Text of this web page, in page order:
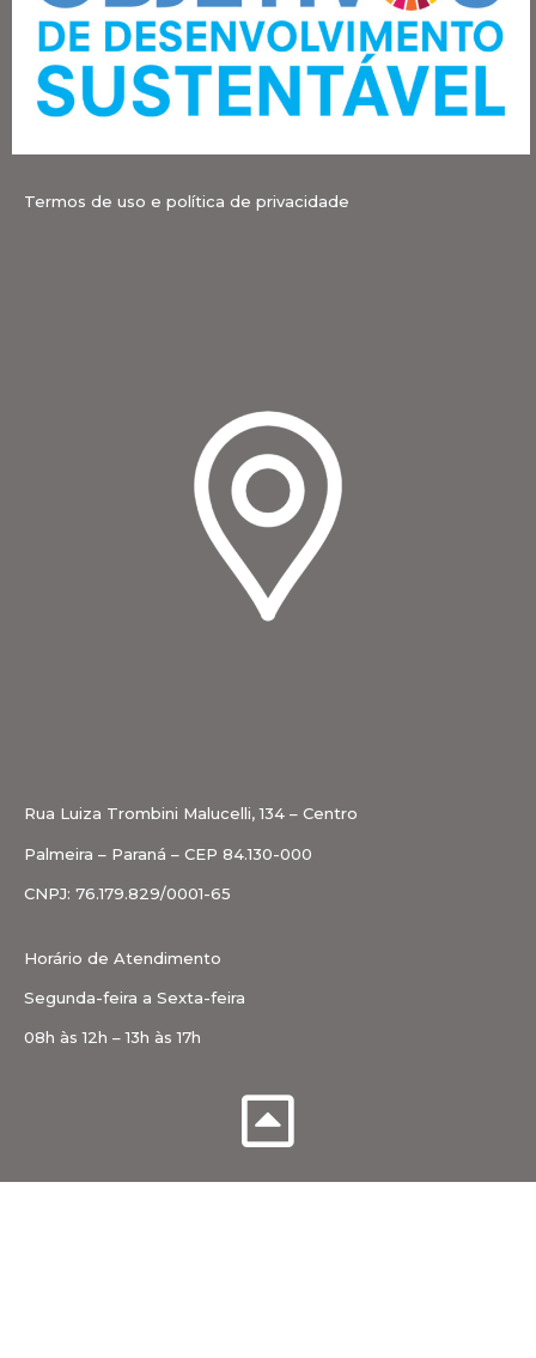
Termos de uso e política de privacidade
Rua Luiza Trombini Malucelli, 134 – Centro
Palmeira – Paraná – CEP 84.130-000
CNPJ: 76.179.829/0001-65
Horário de Atendimento
Segunda-feira a Sexta-feira
08h às 12h – 13h às 17h